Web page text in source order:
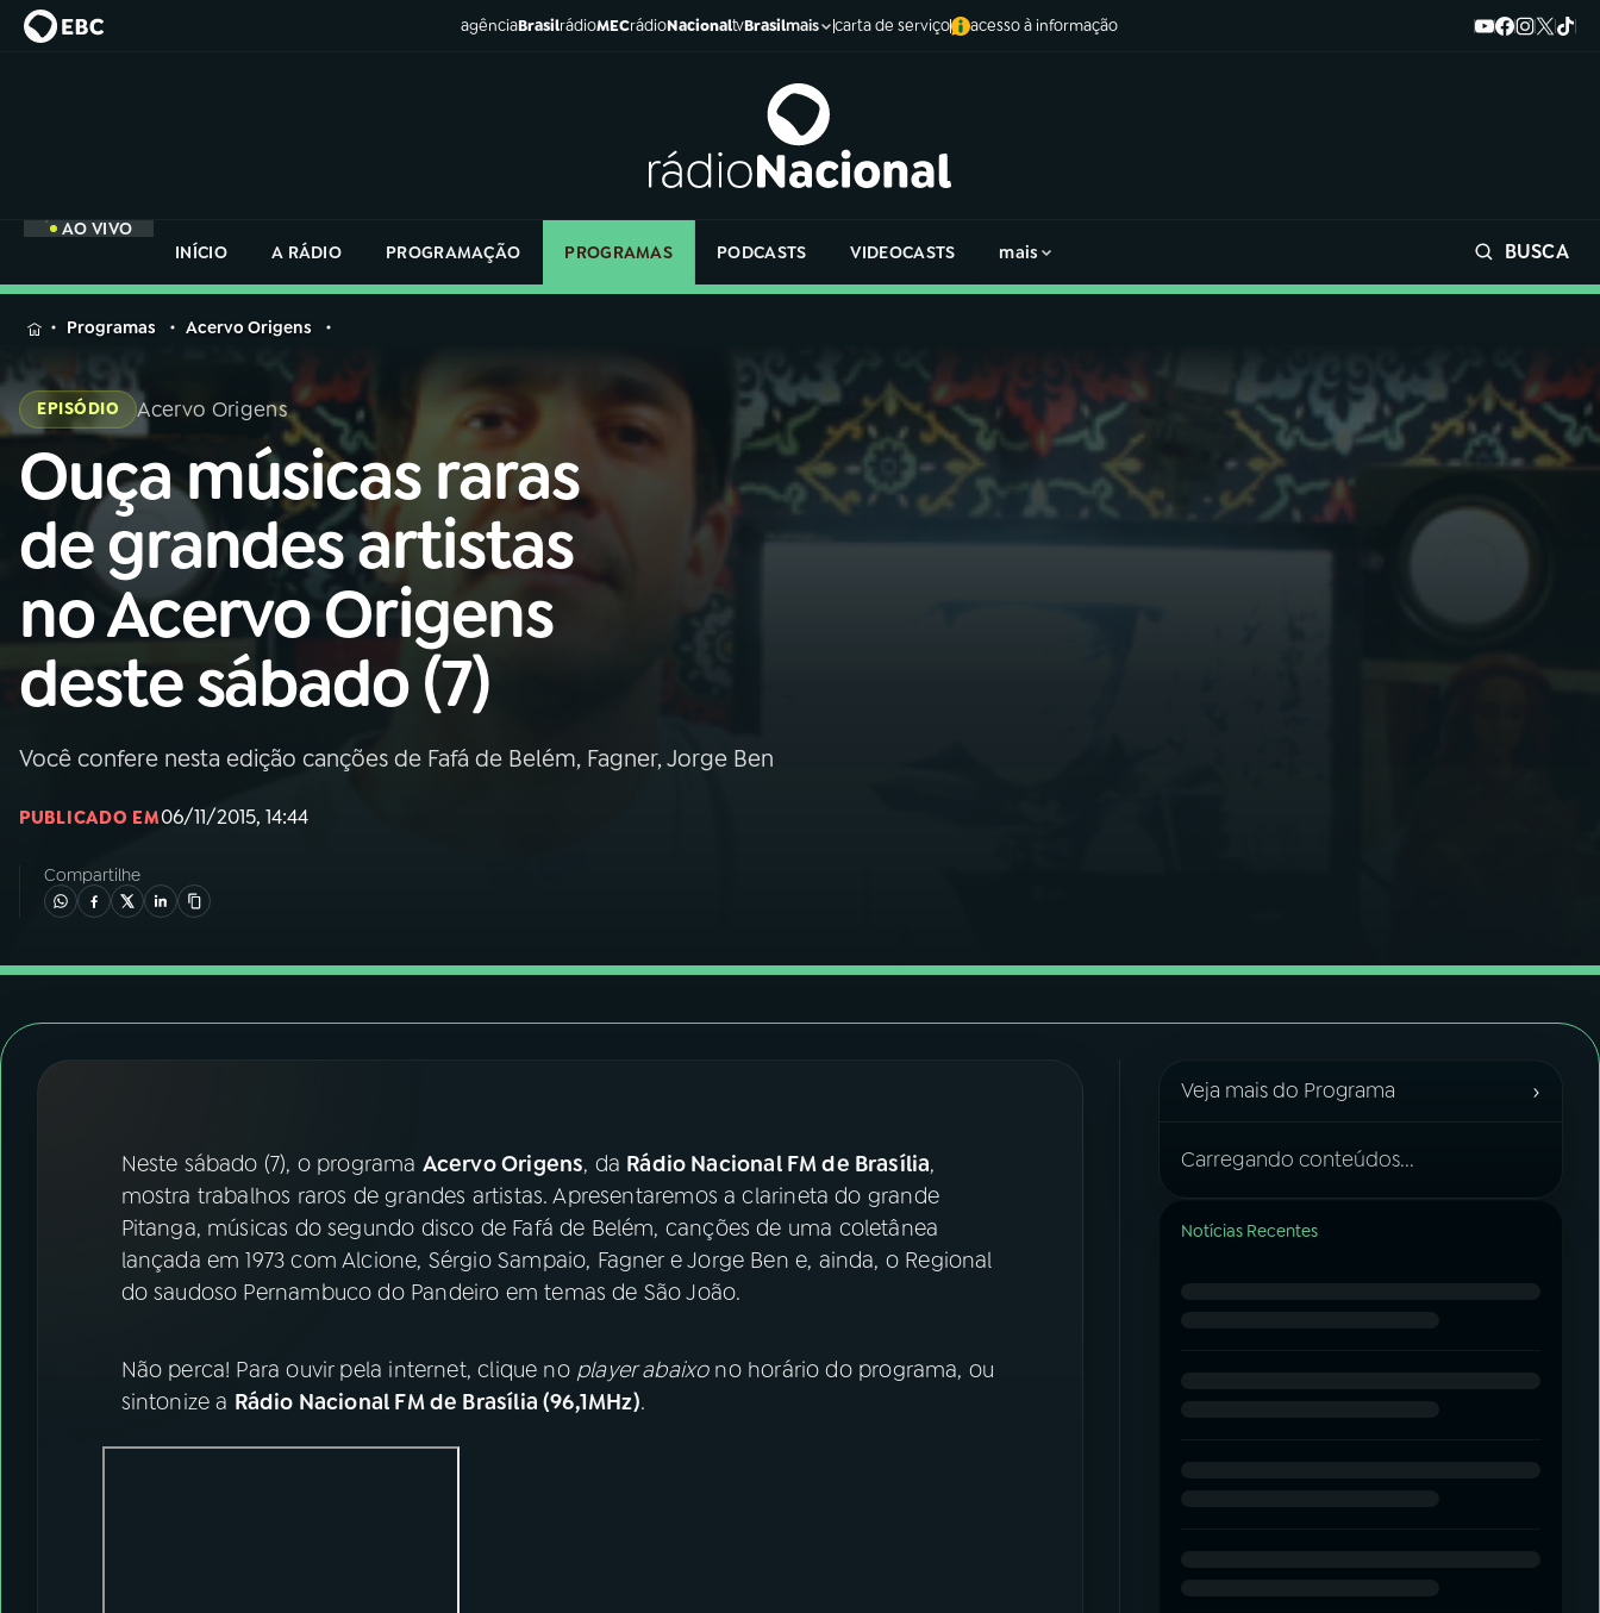
agênciaBrasilrádioMECrádioNacionaltvBrasilmais carta de serviço acesso à informação
AO VIVO
INÍCIO
A RÁDIO PROGRAMAÇÃO PROGRAMAS PODCASTS VIDEOCASTS mais BUSCA
MENU
Buscar
na
Rádio
Nacional
Buscar
AO VIVO
01 INÍCIO
02A RÁDIO
03PROGRAMAÇÃO
05PODCASTS
FESTIVAL DE MÚSICA
ACOMPANHE A RÁDIO NACIONAL
na
Rádio
Nacional
Programas Acervo Origens
EPISÓDIO Acervo Origens
Ouça músicas raras
de grandes artistas
no Acervo Origens
deste sábado (7)
Você confere nesta edição canções de Fafá de Belém, Fagner, Jorge Ben
PUBLICADO EM06/11/2015, 14:44
Compartilhe
Neste sábado (7), o programa Acervo Origens, da Rádio Nacional FM de Brasília,
mostra trabalhos raros de grandes artistas. Apresentaremos a clarineta do grande
Pitanga, músicas do segundo disco de Fafá de Belém, canções de uma coletânea
lançada em 1973 com Alcione, Sérgio Sampaio, Fagner e Jorge Ben e, ainda, o Regional
do saudoso Pernambuco do Pandeiro em temas de São João.
Não perca! Para ouvir pela internet, clique no player abaixono horário do programa, ou
sintonize a Rádio Nacional FM de Brasília (96,1MHz).
Veja mais do Programa ›
Carregando conteúdos...
Notícias Recentes